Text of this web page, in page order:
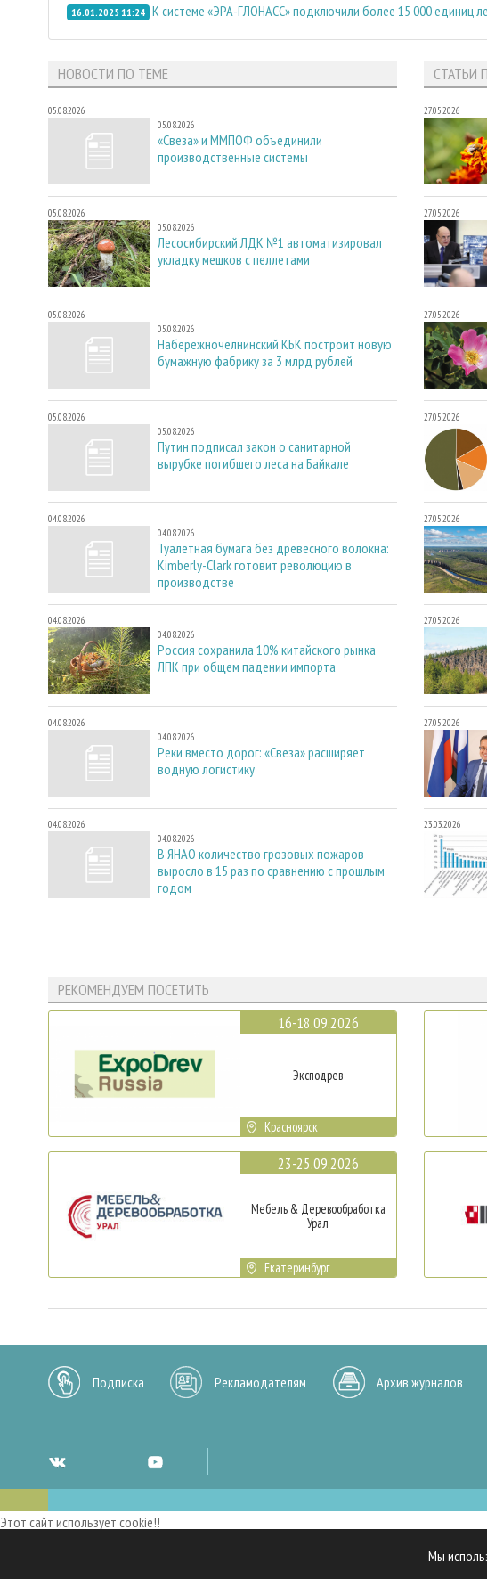
Мы
16.01.2025 11:24 К системе «ЭРА-ГЛОНАСС» подключили более 15 000 единиц
НОВОСТИ ПО ТЕМЕ
05.08.2026
05.08.2026
«Свеза» и ММПОФ объединили
производственные системы
05.08.2026
05.08.2026
Лесосибирский ЛДК №1 автоматизировал
укладку мешков с пеллетами
05.08.2026
05.08.2026
Набережночелнинский КБК построит новую
бумажную фабрику за 3 млрд рублей
05.08.2026
05.08.2026
Путин подписал закон о санитарной
вырубке погибшего леса на Байкале
04.08.2026
04.08.2026
Туалетная бумага без древесного волокна:
Kimberly-Clark готовит революцию в
производстве
04.08.2026
04.08.2026
Россия сохранила 10% китайского рынка
ЛПК при общем падении импорта
04.08.2026
04.08.2026
Реки вместо дорог: «Свеза» расширяет
водную логистику
04.08.2026
04.08.2026
В ЯНАО количество грозовых пожаров
выросло в 15 раз по сравнению с прошлым
годом
СТАТЬИ
27.05.2026
27.05.2026
27.05.2026
27.05.2026
27.05.2026
27.05.2026
27.05.2026
23.03.2026
РЕКОМЕНДУЕМ ПОСЕТИТЬ
16-18.09.2026
Эксподрев
Красноярск
23-25.09.2026
Мебель & Деревообработка
Урал
Екатеринбург
Подписка Рекламодателям Архив журналов
Этот сайт использует cookie!!
Мы используем cookies и аналогичные технологии для улучшения работы нашего сайта,